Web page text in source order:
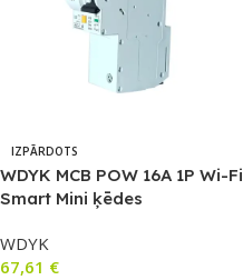
IZPĀRDOTS
WDYK MCB POW 16A 1P Wi-Fi
Smart Mini ķēdes
mērītāju un pārslodzes
aizsardzību (maks. 16A, 1P)
WDYK
67,61 €